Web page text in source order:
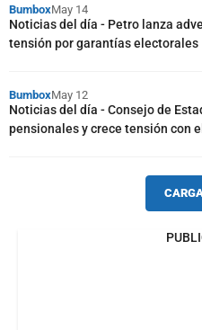
BumboxMay 14
Noticias del día - Petro lanza
tensión por garantías electorales
BumboxMay 12
Noticias del día - Consejo de
pensionales y crece tensión con